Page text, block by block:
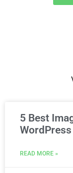
5 Best
READ MORE »